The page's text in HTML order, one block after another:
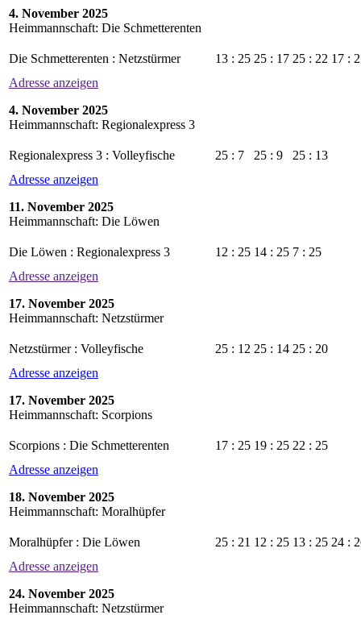
4. November 2025
Heimmannschaft: Die Schmetterenten
Die Schmetterenten : Netzstürmer 13 : 25 25 : 17 25 : 22 17 :
Adresse anzeigen
4. November 2025
Heimmannschaft: Regionalexpress 3
Regionalexpress 3 : Volleyfische 25 : 7 25 : 9 25 : 13
Adresse anzeigen
11. November 2025
Heimmannschaft: Die Löwen
Die Löwen : Regionalexpress 3 12 : 25 14 : 25 7 : 25
Adresse anzeigen
17. November 2025
Heimmannschaft: Netzstürmer
Netzstürmer : Volleyfische 25 : 12 25 : 14 25 : 20
Adresse anzeigen
17. November 2025
Heimmannschaft: Scorpions
Scorpions : Die Schmetterenten 17 : 25 19 : 25 22 : 25
Adresse anzeigen
18. November 2025
Heimmannschaft: Moralhüpfer
Moralhüpfer : Die Löwen 25 : 21 12 : 25 13 : 25 24 :
Adresse anzeigen
24. November 2025
Heimmannschaft: Netzstürmer